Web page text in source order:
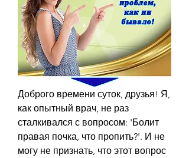
Доброго времени суток, друзья! Я,
как опытный врач, не раз
сталкивался с вопросом: 'Болит
правая почка, что пропить?'. И не
могу не признать, что этот вопрос